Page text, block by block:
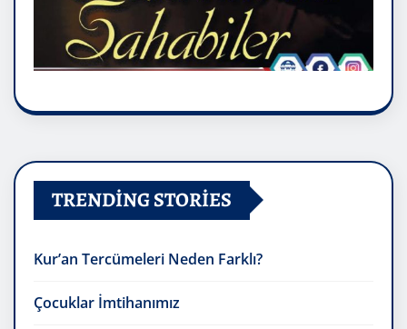
TRENDING STORIES
Kur’an Tercümeleri Neden Farklı?
Çocuklar İmtihanımız